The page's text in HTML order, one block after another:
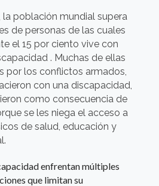
la población mundial supera
de personas de las cuales
el 15 por ciento vive con
. Muchas de ellas
por los conflictos armados,
con una discapacidad,
como consecuencia de
se les niega el acceso a
de salud, educación y
enfrentan múltiples
que limitan su